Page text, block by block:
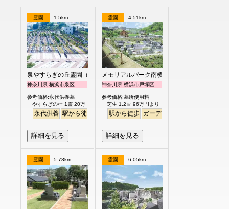
霊園 1.5km
泉やすらぎの丘霊園（永代供養墓）
神奈川県 横浜市泉区
参考価格:永代供養墓
やすらぎの杜 1霊 20万円
永代供養 駅から徒歩
詳細を見る
霊園 4.51km
メモリアルパーク南横浜
神奈川県 横浜市戸塚区
参考価格:墓所使用料
芝生 1.2㎡ 96万円より
駅から徒歩 ガーデニング
詳細を見る
霊園 5.78km 霊園 6.05km